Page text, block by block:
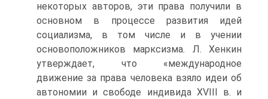
некоторых авторов, эти права получили в
основном в процессе развития идей
социализма, в том числе и в учении
основоположников марксизма. Л. Хенкин
утверждает, что «международное
движение за права человека взяло идеи об
автономии и свободе индивида XVIII в. и